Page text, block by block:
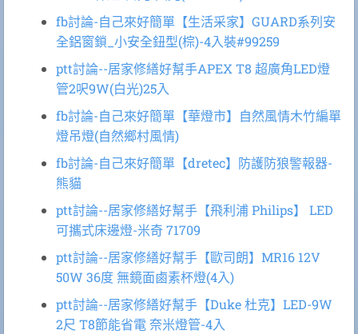
fb討論-自己來好簡單【生活采家】GUARD系列安
全鋁窗鎖_小安全鈕型(棕)-4入裝#99259
ptt討論--居家修繕好幫手APEX T8 超廣角LED燈
管2呎9W(白光)25入
fb討論-自己來好簡單【華燈市】自然風情木竹編單
燈吊燈(自然鄉村風情)
fb討論-自己來好簡單【dretec】防護防狼警報器-
熊貓
ptt討論--居家修繕好幫手【飛利浦 Philips】 LED
可攜式床邊燈-米奇 71709
ptt討論--居家修繕好幫手【歐司朗】MR16 12V
50W 36度 無鏡面鹵素杯燈(4入)
ptt討論--居家修繕好幫手【Duke 杜克】LED-9W
2尺 T8節能省電 奈米燈管-4入